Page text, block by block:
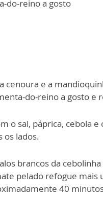
do-reino a gosto
cenoura e a
do-reino a gosto e
o sal, páprica, cebola
os lados.
brancos da
pelado refogue mais
40